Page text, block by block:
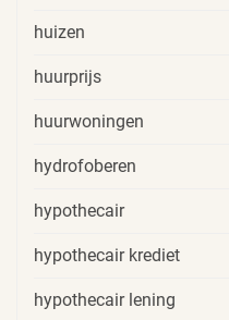
huizen
huurprijs
huurwoningen
hydrofoberen
hypothecair
hypothecair krediet
hypothecair lening